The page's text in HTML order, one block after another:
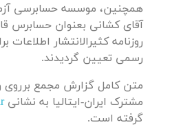
همچنین، موسسه حسابرسی
آقای کشانی بعنوان حسابرس
روزنامه کثیرالانتشار
رسمی تعیین گردیدند.
متن کامل گزارش مجمع
مشترک ایران-ایتالیا به نشانی
گرفته است.